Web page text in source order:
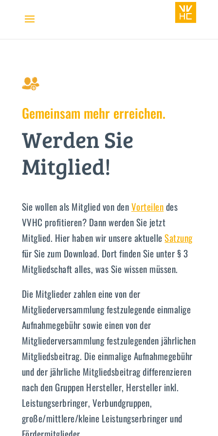
Gemeinsam mehr erreichen.
Werden Sie
Mitglied!
Sie wollen als Mitglied von denVorteilendes
VVHC profitieren? Dann werden Sie jetzt
Mitglied. Hier haben wir unsere aktuelleSatzung
für Sie zum Download. Dort finden Sie unter § 3
Mitgliedschaft alles, was Sie wissen müssen.
Die Mitglieder zahlen eine von der
Mitgliederversammlung festzulegende einmalige
Aufnahmegebühr sowie einen von der
Mitgliederversammlung festzulegenden jährlichen
Mitgliedsbeitrag. Die einmalige Aufnahmegebühr
und der jährliche Mitgliedsbeitrag differenzieren
nach den Gruppen Hersteller, Hersteller inkl.
Leistungserbringer, Verbundgruppen,
große/mittlere/kleine Leistungserbringer und